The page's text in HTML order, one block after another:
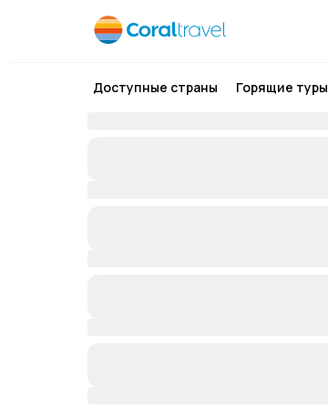
Доступные страны Горящие туры